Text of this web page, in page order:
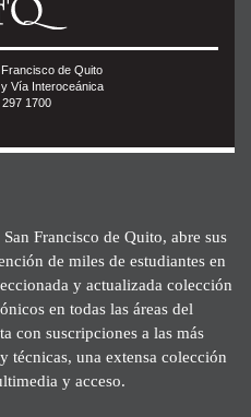
de Quito
Vía Interoceánica
1700
Francisco de Quito, abre sus
de miles de estudiantes en
y actualizada colección
en todas las áreas del
con suscripciones a las más
técnicas, una extensa colección
y acceso.